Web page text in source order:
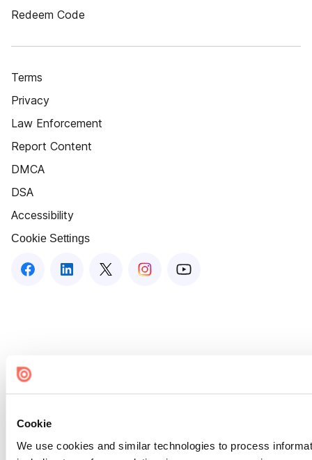
Cookie
We use cookies and similar technologies to process
Redeem Code
Terms
Privacy
Law Enforcement
Report Content
DMCA
DSA
Accessibility
Cookie Settings